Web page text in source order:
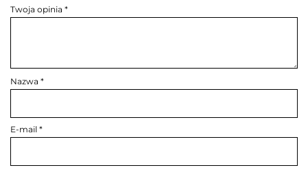
Twoja opinia *
Nazwa *
E-mail *